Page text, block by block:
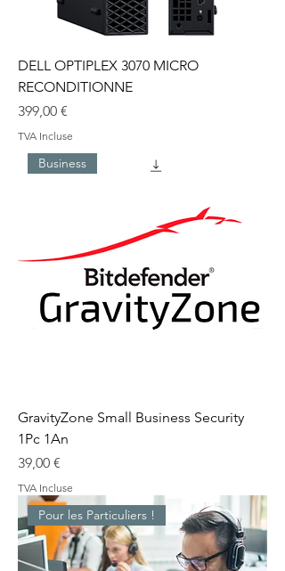
DELL OPTIPLEX 3070 MICRO
RECONDITIONNE
Prix
399,00 €
TVA Incluse
Business
GravityZone Small Business Security
1Pc 1An
Prix
39,00 €
TVA Incluse
Pour les Particuliers !